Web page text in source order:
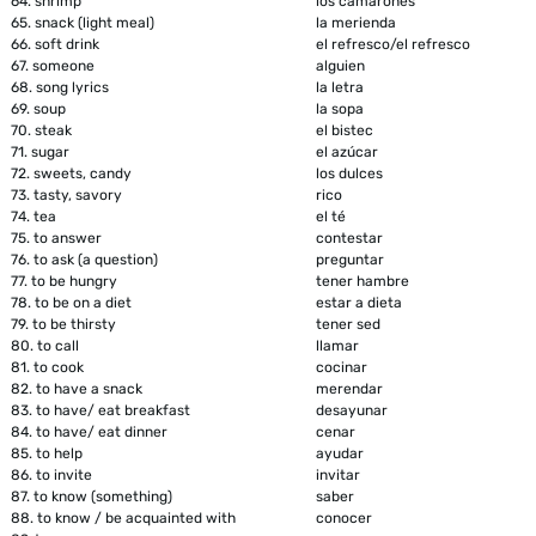
65. snack (light meal)
la merienda
66. soft drink
el refresco/el refresco
67. someone
alguien
68. song lyrics
la letra
69. soup
la sopa
70. steak
el bistec
71. sugar
el azúcar
72. sweets, candy
los dulces
73. tasty, savory
rico
74. tea
el té
75. to answer
contestar
76. to ask (a question)
preguntar
77. to be hungry
tener hambre
78. to be on a diet
estar a dieta
79. to be thirsty
tener sed
80. to call
llamar
81. to cook
cocinar
82. to have a snack
merendar
83. to have/ eat breakfast
desayunar
84. to have/ eat dinner
cenar
85. to help
ayudar
86. to invite
invitar
87. to know (something)
saber
88. to know / be acquainted with
conocer